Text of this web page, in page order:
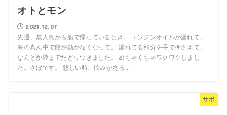
オトとモン
2021.12.07
先週、無人島から船で帰っているとき。 エンジンオイルが漏れて、
海の真ん中で船が動かなくなって。 漏れてる部分を手で押さえて、
なんとか陸までたどりつきました。 めちゃくちゃワクワクしまし
た。さぼです。 悲しい時、悩みがある...
サボ